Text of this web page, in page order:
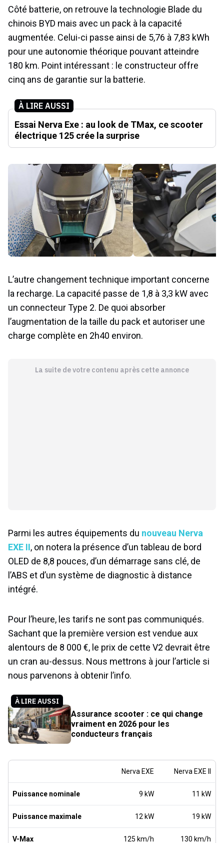
Côté batterie, on retrouve la technologie Blade du
chinois BYD mais avec un pack à la capacité
augmentée. Celui-ci passe ainsi de 5,76 à 7,83 kWh
pour une autonomie théorique pouvant atteindre
180 km. Point intéressant : le constructeur offre
cinq ans de garantie sur la batterie.
À LIRE AUSSI
Essai Nerva Exe : au look de TMax, ce scooter
électrique 125 crée la surprise
L’autre changement technique important concerne
la recharge. La capacité passe de 1,8 à 3,3 kW avec
un connecteur Type 2. De quoi absorber
l’augmentation de la taille du pack et autoriser une
charge complète en 2h40 environ.
La suite de votre contenu après cette annonce
Parmi les autres équipements du nouveau Nerva
EXE II, on notera la présence d’un tableau de bord
OLED de 8,8 pouces, d’un démarrage sans clé, de
l’ABS et d’un système de diagnostic à distance
intégré.
Pour l’heure, les tarifs ne sont pas communiqués.
Sachant que la première version est vendue aux
alentours de 8 000 €, le prix de cette V2 devrait être
un cran au-dessus. Nous mettrons à jour l’article si
nous parvenons à obtenir l’info.
À LIRE AUSSI
Assurance scooter : ce qui change
vraiment en 2026 pour les
conducteurs français
Nerva EXE Nerva EXE II
Puissance nominale 9 kW 11 kW
Puissance maximale 12 kW 19 kW
V-Max 125 km/h 130 km/h